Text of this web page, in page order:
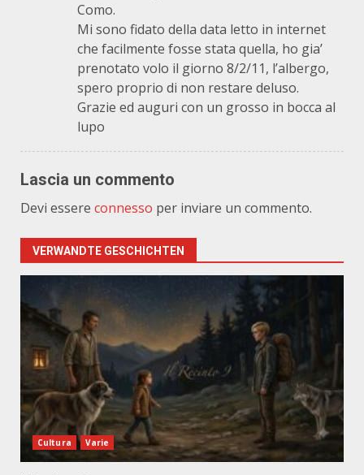
Como.
Mi sono fidato della data letto in internet
che facilmente fosse stata quella, ho gia’
prenotato volo il giorno 8/2/11, l’albergo,
spero proprio di non restare deluso.
Grazie ed auguri con un grosso in bocca al
lupo
Lascia un commento
Devi essere connesso per inviare un commento.
VERWANDTE GESCHICHTEN
Cultura Varie